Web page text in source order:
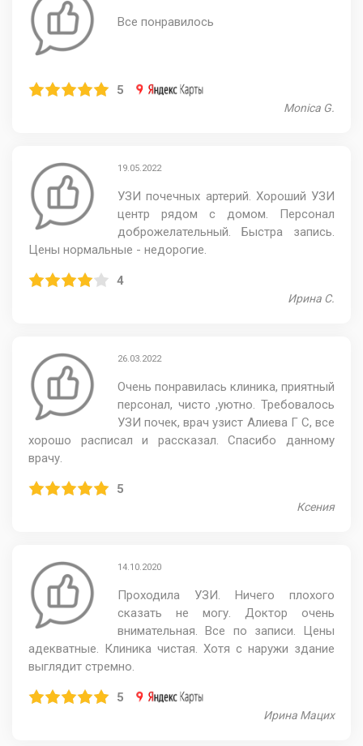
Все понравилось
5
Monica G.
19.05.2022
УЗИ почечных артерий. Хороший УЗИ
центр рядом с домом. Персонал
доброжелательный. Быстра запись.
Цены нормальные - недорогие.
4
Ирина С.
26.03.2022
Очень понравилась клиника, приятный
персонал, чисто ,уютно. Требовалось
УЗИ почек, врач узист Алиева Г С, все
хорошо расписал и рассказал. Спасибо данному
врачу.
5
Ксения
14.10.2020
Проходила УЗИ. Ничего плохого
сказать не могу. Доктор очень
внимательная. Все по записи. Цены
адекватные. Клиника чистая. Хотя с наружи здание
выглядит стремно.
5
Ирина Мацих